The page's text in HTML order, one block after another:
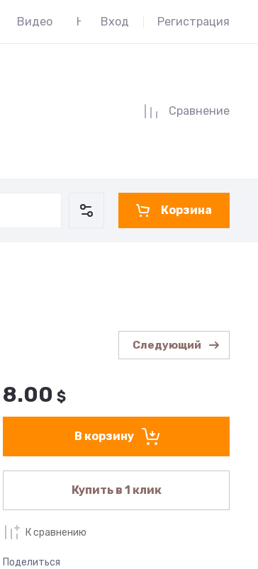
Видео Наши торговые марки
Вход Регистрация
Сравнение
Корзина
Следующий
8.00 $
В корзину
Купить в 1 клик
К сравнению
Поделиться